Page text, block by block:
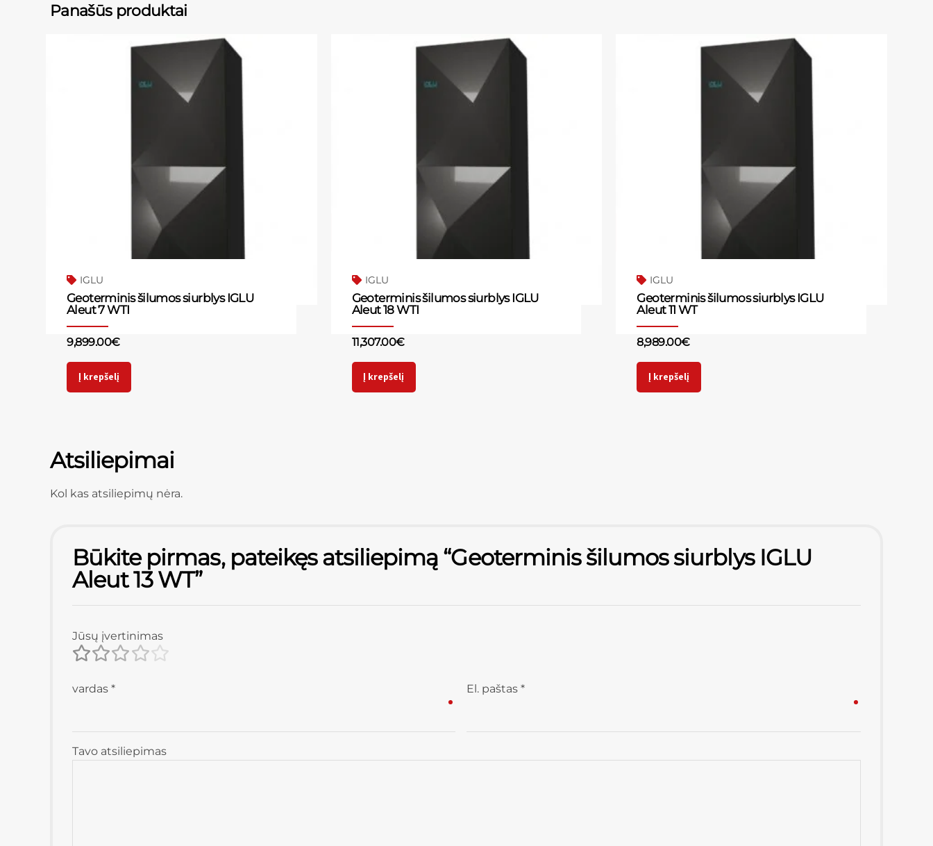
Panašūs produktai
IGLU
Geoterminis šilumos siurblys IGLU
Aleut 7 WTI
9,899.00€
Į krepšelį
IGLU
Geoterminis šilumos siurblys IGLU
Aleut 18 WTI
11,307.00€
Į krepšelį
IGLU
Geoterminis šilumos siurblys IGLU
Aleut 11 WT
8,989.00€
Į krepšelį
Atsiliepimai
Kol kas atsiliepimų nėra.
Būkite pirmas, pateikęs atsiliepimą “Geoterminis šilumos siurblys IGLU
Aleut 13 WT”
Jūsų įvertinimas
Tavo atsiliepimas
vardas * El. paštas *